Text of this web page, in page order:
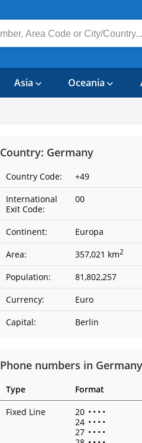
Asia Oceania
Country: Germany
Country Code:
+49
International
Exit Code:
00
Continent:
Europa
Area:
357,021 km2
Population:
81,802,257
Currency:
Euro
Capital:
Berlin
Phone numbers in Germany
Type
Format
Fixed Line
20 • • • •
24 • • • •
27 • • • •